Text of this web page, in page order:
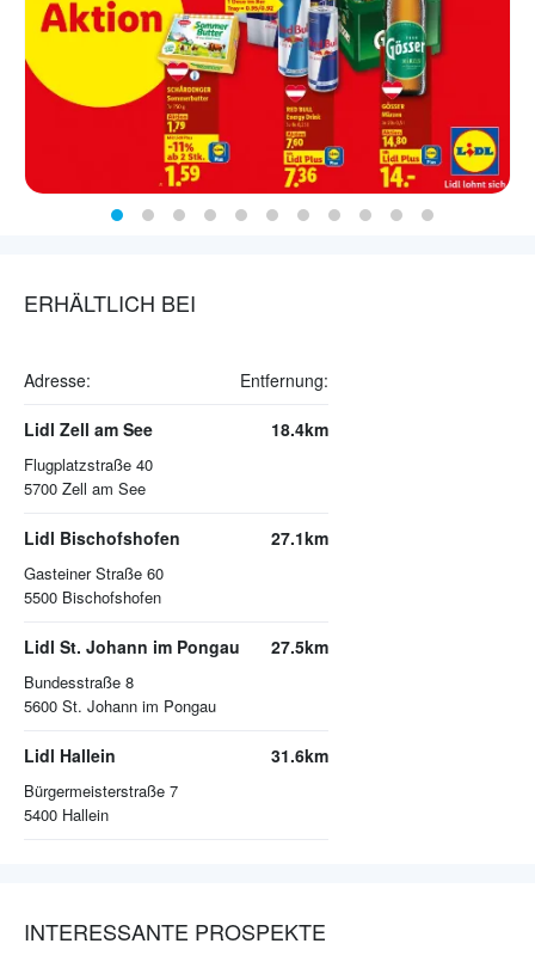
ERHÄLTLICH BEI
Adresse: Entfernung:
Lidl Zell am See
Flugplatzstraße 40
5700 Zell am See
18.4km
Lidl Bischofshofen
Gasteiner Straße 60
5500 Bischofshofen
27.1km
Lidl St. Johann im Pongau
Bundesstraße 8
5600 St. Johann im Pongau
27.5km
Lidl Hallein
Bürgermeisterstraße 7
5400 Hallein
31.6km
INTERESSANTE PROSPEKTE